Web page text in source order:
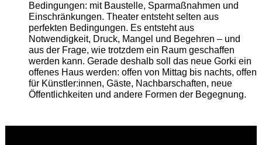
Bedingungen: mit Baustelle, Sparmaßnahmen und
Einschränkungen. Theater entsteht selten aus
perfekten Bedingungen. Es entsteht aus
Notwendigkeit, Druck, Mangel und Begehren – und
aus der Frage, wie trotzdem ein Raum geschaffen
werden kann. Gerade deshalb soll das neue Gorki ein
offenes Haus werden: offen von Mittag bis nachts, offen
für Künstler:innen, Gäste, Nachbarschaften, neue
Öffentlichkeiten und andere Formen der Begegnung.